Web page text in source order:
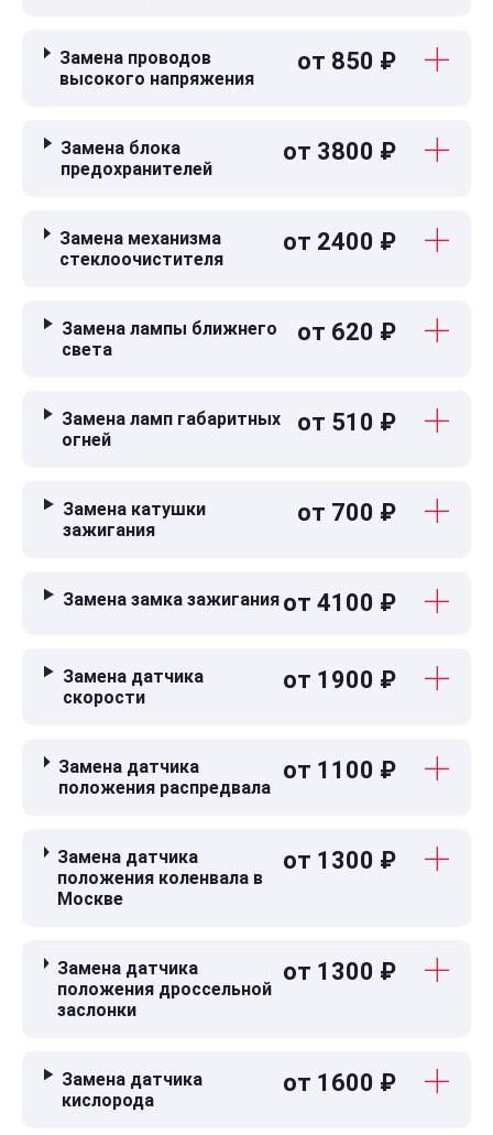
Замена проводов
высокого напряжения
от 850 ₽
Замена блока
предохранителей
от 3800 ₽
Замена механизма
стеклоочистителя
от 2400 ₽
Замена лампы ближнего
света
от 620 ₽
Замена ламп габаритных
огней
от 510 ₽
Замена катушки
зажигания
от 700 ₽
Замена замка зажигания от 4100 ₽
Замена датчика
скорости
от 1900 ₽
Замена датчика
положения распредвала
от 1100 ₽
Замена датчика
положения коленвала в
Москве
от 1300 ₽
Замена датчика
положения дроссельной
заслонки
от 1300 ₽
Замена датчика
кислорода
от 1600 ₽